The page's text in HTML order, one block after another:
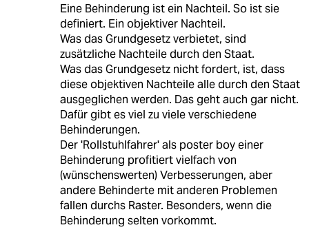
Eine Behinderung ist ein Nachteil. So ist sie
definiert. Ein objektiver Nachteil.
Was das Grundgesetz verbietet, sind
zusätzliche Nachteile durch den Staat.
Was das Grundgesetz nicht fordert, ist, dass
diese objektiven Nachteile alle durch den Staat
ausgeglichen werden. Das geht auch gar nicht.
Dafür gibt es viel zu viele verschiedene
Behinderungen.
Der 'Rollstuhlfahrer' als poster boy einer
Behinderung profitiert vielfach von
(wünschenswerten) Verbesserungen, aber
andere Behinderte mit anderen Problemen
fallen durchs Raster. Besonders, wenn die
Behinderung selten vorkommt.